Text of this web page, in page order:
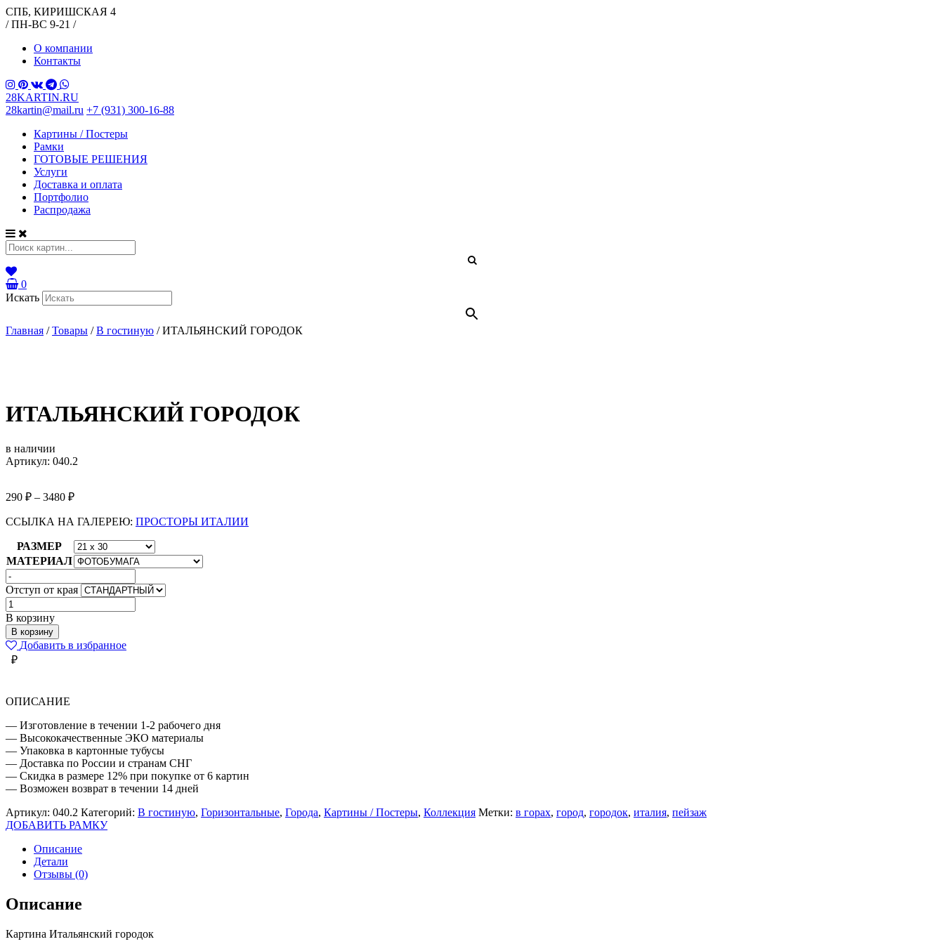
СПБ, КИРИШСКАЯ 4
/ ПН-ВС 9-21 /
О компании
Контакты
28KARTIN.RU
28kartin@mail.ru +7 (931) 300-16-88
Картины / Постеры
Рамки
ГОТОВЫЕ РЕШЕНИЯ
Услуги
Доставка и оплата
Портфолио
Распродажа
0
Искать
Главная /Товары /В гостиную /ИТАЛЬЯНСКИЙ ГОРОДОК
ИТАЛЬЯНСКИЙ ГОРОДОК
в наличии
Артикул: 040.2
290 ₽ – 3480 ₽
ССЫЛКА НА ГАЛЕРЕЮ: ПРОСТОРЫ ИТАЛИИ
РАЗМЕР
МАТЕРИАЛ
Отступ от края
Количество
товара
ИТАЛЬЯНСКИЙ
ГОРОДОК
В корзину
В корзину
Добавить в избранное
₽
ОПИСАНИЕ
— Изготовление в течении 1-2 рабочего дня
— Высококачественные ЭКО материалы
— Упаковка в картонные тубусы
— Доставка по России и странам СНГ
— Скидка в размере 12% при покупке от 6 картин
— Возможен возврат в течении 14 дней
Артикул: 040.2 Категорий: В гостиную, Горизонтальные, Города, Картины / Постеры, Коллекция Метки: в горах, город, городок, италия, пейзаж
ДОБАВИТЬ РАМКУ
Описание
Детали
Отзывы (0)
Описание
Картина Итальянский городок